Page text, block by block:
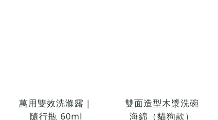
萬用雙效洗滌露｜
隨行瓶 60ml
雙面造型木漿洗碗
海綿（貓狗款）